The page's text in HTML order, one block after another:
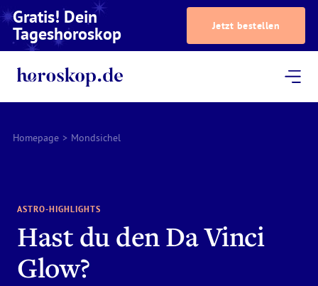
Gratis! Dein
Tageshoroskop Jetzt bestellen
Homepage > Mondsichel
ASTRO-HIGHLIGHTS
Hast du den Da Vinci
Glow?